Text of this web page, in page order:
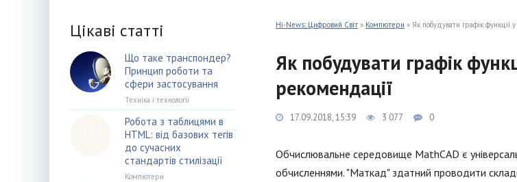
Hi-News: Цифровий Світ » Компютери » Як побудувати графік
Як побудувати графік
рекомендації
17.09.2018, 15:39 3 077 0
Обчислювальне середовище MathCAD є
обчисленнями. "Маткад" здатний проводити
Цікаві статті
Що таке транспондер?
Принцип роботи та
сфери застосування
Техніка і технології
Робота з таблицями в
HTML: від базових тегів
до сучасних
стандартів стилізації
Компютери